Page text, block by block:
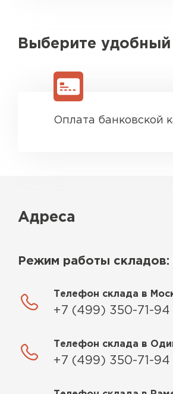
Выберите
Оплата банковской
Адреса
Режим работы складов:
Телефон склада в
+7 (499) 350-71-94
Телефон склада в
+7 (499) 350-71-94